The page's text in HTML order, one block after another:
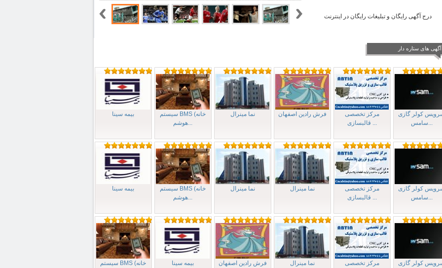
درج آگهی رايگان و تبليغات رایگان در اینترنت
آگهی های ستاره دار
کولر گازی
سامس...
مرکز تخصصی
قالبسازی ...
فرش رادين اصفهان نما مینرال
سیستم BMS (خانه
هوشم...
بيمه سينا
کولر گازی
سامس...
مرکز تخصصی
قالبسازی ...
نما مینرال نما مینرال
سیستم BMS (خانه
هوشم...
بيمه سينا
کولر گازی
مرکز تخصصی
نما مینرال فرش رادين اصفهان بيمه سينا
سیستم BMS (خانه